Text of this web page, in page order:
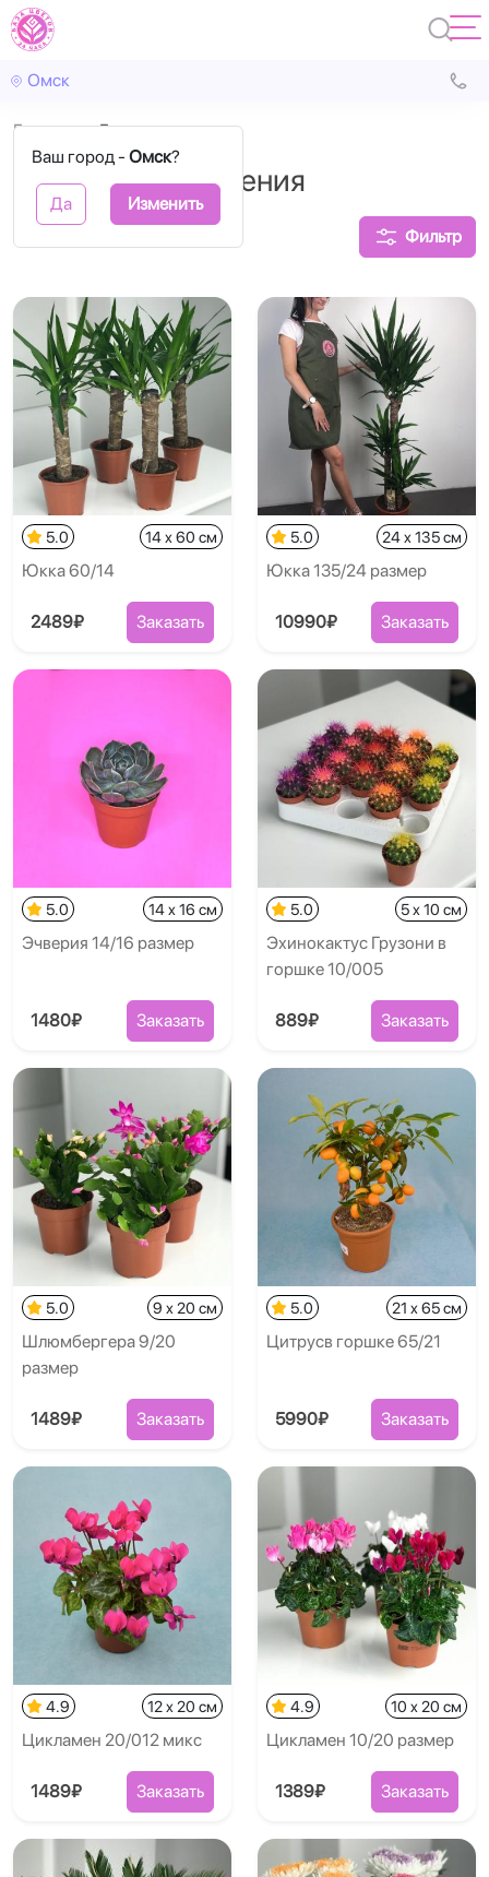
Омск
Ваш город - Омск?
Да Изменить
Главная Горшечные
Горшечные растения
Фильтр
5.0 14 x 60 см
Юкка 60/14
2489₽ Заказать
5.0 24 x 135 см
Юкка 135/24 размер
10990₽ Заказать
5.0 14 x 16 см
Эчверия 14/16 размер
1480₽ Заказать
5.0 5 x 10 см
Эхинокактус Грузони в
горшке 10/005
889₽ Заказать
5.0 9 x 20 см
Шлюмбергера 9/20
размер
1489₽ Заказать
5.0 21 x 65 см
Цитрусв горшке 65/21
5990₽ Заказать
4.9 12 x 20 см
Цикламен 20/012 микс
1489₽ Заказать
4.9 10 x 20 см
Цикламен 10/20 размер
1389₽ Заказать